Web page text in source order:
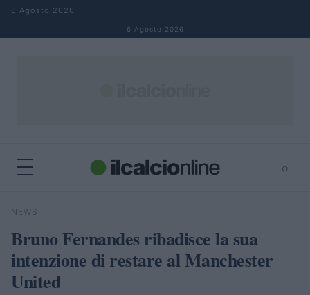
Salta al contenuto
6 Agosto 2026
6 Agosto 2026
⌕
Cerca
NEWS
Bruno Fernandes ribadisce la sua
intenzione di restare al Manchester
United